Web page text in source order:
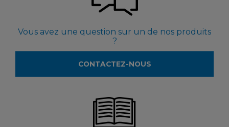
Vous avez une question sur un de nos produits
?
CONTACTEZ-NOUS